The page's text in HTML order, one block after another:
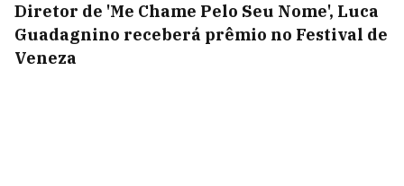
Diretor de 'Me Chame Pelo Seu Nome', Luca
Guadagnino receberá prêmio no Festival de
Veneza